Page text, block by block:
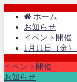
ホーム
お知らせ
イベント開催
1月11日（金
イベント開催
お知らせ